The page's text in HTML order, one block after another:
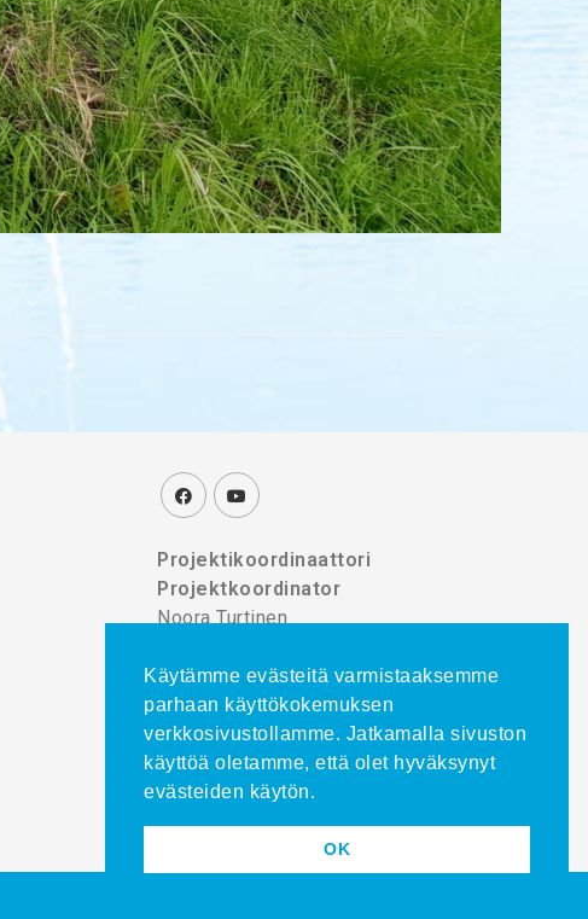
Projektikoordinaattori
Projektkoordinator
Noora Turtinen
Käytämme evästeitä varmistaaksemme
parhaan käyttökokemuksen
verkkosivustollamme. Jatkamalla sivuston
käyttöä oletamme, että olet hyväksynyt
evästeiden käytön.
OK